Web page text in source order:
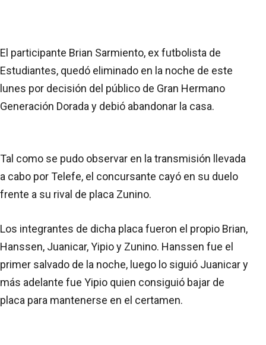
El participante Brian Sarmiento, ex futbolista de
Estudiantes, quedó eliminado en la noche de este
lunes por decisión del público de Gran Hermano
Generación Dorada y debió abandonar la casa.
Tal como se pudo observar en la transmisión llevada
a cabo por Telefe, el concursante cayó en su duelo
frente a su rival de placa Zunino.
Los integrantes de dicha placa fueron el propio Brian,
Hanssen, Juanicar, Yipio y Zunino. Hanssen fue el
primer salvado de la noche, luego lo siguió Juanicar y
más adelante fue Yipio quien consiguió bajar de
placa para mantenerse en el certamen.